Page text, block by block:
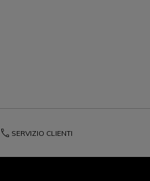
phone SERVIZIO CLIENTI